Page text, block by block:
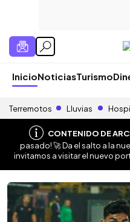
InicioNoticiasTurismo
Terremotos Lluvias
CONTENIDO DE
pasado! 🚀 Da el salto a la
invitamos a visitar el nuevo